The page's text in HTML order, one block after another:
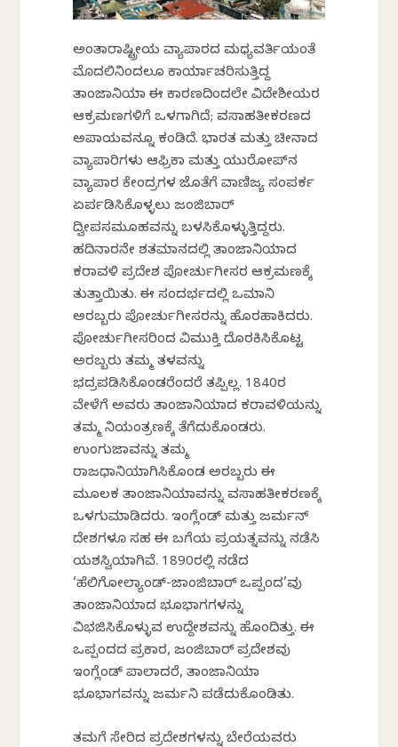
ಅಂತಾರಾಷ್ಟ್ರೀಯ ವ್ಯಾಪಾರದ ಮಧ್ಯವರ್ತಿಯಂತೆ
ಮೊದಲಿನಿಂದಲೂ ಕಾರ್ಯಾಚರಿಸುತ್ತಿದ್ದ
ತಾಂಜಾನಿಯಾ ಈ ಕಾರಣದಿಂದಲೇ ವಿದೇಶೀಯರ
ಆಕ್ರಮಣಗಳಿಗೆ ಒಳಗಾಗಿದೆ; ವಸಾಹತೀಕರಣದ
ಅಪಾಯವನ್ನೂ ಕಂಡಿದೆ. ಭಾರತ ಮತ್ತು ಚೀನಾದ
ವ್ಯಾಪಾರಿಗಳು ಆಫ್ರಿಕಾ ಮತ್ತು ಯುರೋಪ್‌ನ
ವ್ಯಾಪಾರ ಕೇಂದ್ರಗಳ ಜೊತೆಗೆ ವಾಣಿಜ್ಯ ಸಂಪರ್ಕ
ಏರ್ಪಡಿಸಿಕೊಳ್ಳಲು ಜಂಜಿಬಾರ್
ದ್ವೀಪಸಮೂಹವನ್ನು ಬಳಸಿಕೊಳ್ಳುತ್ತಿದ್ದರು.
ಹದಿನಾರನೇ ಶತಮಾನದಲ್ಲಿ ತಾಂಜಾನಿಯಾದ
ಕರಾವಳಿ ಪ್ರದೇಶ ಪೋರ್ಚುಗೀಸರ ಆಕ್ರಮಣಕ್ಕೆ
ತುತ್ತಾಯಿತು. ಈ ಸಂದರ್ಭದಲ್ಲಿ ಒಮಾನಿ
ಅರಬ್ಬರು ಪೋರ್ಚುಗೀಸರನ್ನು ಹೊರಹಾಕಿದರು.
ಪೋರ್ಚುಗೀಸರಿಂದ ವಿಮುಕ್ತಿ ದೊರಕಿಸಿಕೊಟ್ಟ
ಅರಬ್ಬರು ತಮ್ಮ ತಳವನ್ನು
ಭದ್ರಪಡಿಸಿಕೊಂಡರೆಂದರೆ ತಪ್ಪಿಲ್ಲ. 1840ರ
ವೇಳೆಗೆ ಅವರು ತಾಂಜಾನಿಯಾದ ಕರಾವಳಿಯನ್ನು
ತಮ್ಮ ನಿಯಂತ್ರಣಕ್ಕೆ ತೆಗೆದುಕೊಂಡರು.
ಉಂಗುಜಾವನ್ನು ತಮ್ಮ
ರಾಜಧಾನಿಯಾಗಿಸಿಕೊಂಡ ಅರಬ್ಬರು ಈ
ಮೂಲಕ ತಾಂಜಾನಿಯಾವನ್ನು ವಸಾಹತೀಕರಣಕ್ಕೆ
ಒಳಗುಮಾಡಿದರು. ಇಂಗ್ಲೆಂಡ್ ಮತ್ತು ಜರ್ಮನ್
ದೇಶಗಳೂ ಸಹ ಈ ಬಗೆಯ ಪ್ರಯತ್ನವನ್ನು ನಡೆಸಿ
ಯಶಸ್ವಿಯಾಗಿವೆ. 1890ರಲ್ಲಿ ನಡೆದ
‘ಹೆಲಿಗೋಲ್ಯಾಂಡ್-ಜಾಂಜಿಬಾರ್ ಒಪ್ಪಂದ’ವು
ತಾಂಜಾನಿಯಾದ ಭೂಭಾಗಗಳನ್ನು
ವಿಭಜಿಸಿಕೊಳ್ಳುವ ಉದ್ದೇಶವನ್ನು ಹೊಂದಿತ್ತು. ಈ
ಒಪ್ಪಂದದ ಪ್ರಕಾರ, ಜಂಜಿಬಾರ್ ಪ್ರದೇಶವು
ಇಂಗ್ಲೆಂಡ್ ಪಾಲಾದರೆ, ತಾಂಜಾನಿಯಾ
ಭೂಭಾಗವನ್ನು ಜರ್ಮನಿ ಪಡೆದುಕೊಂಡಿತು.
ತಮಗೆ ಸೇರಿದ ಪ್ರದೇಶಗಳನ್ನು ಬೇರೆಯವರು